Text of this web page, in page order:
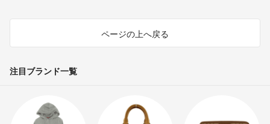
ページの上へ戻る
注目ブランド一覧